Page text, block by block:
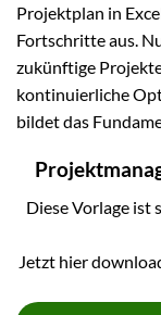
Projektplan in
Fortschritte aus.
zukünftige
kontinuierliche
bildet das
Diese Vorlage ist
Jetzt hier